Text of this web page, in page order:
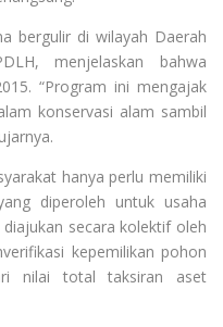
bergulir di wilayah Daerah
menjelaskan bahwa
“Program ini mengajak
konservasi alam sambil
hanya perlu memiliki
diperoleh untuk usaha
secara kolektif oleh
kepemilikan pohon
nilai total taksiran aset